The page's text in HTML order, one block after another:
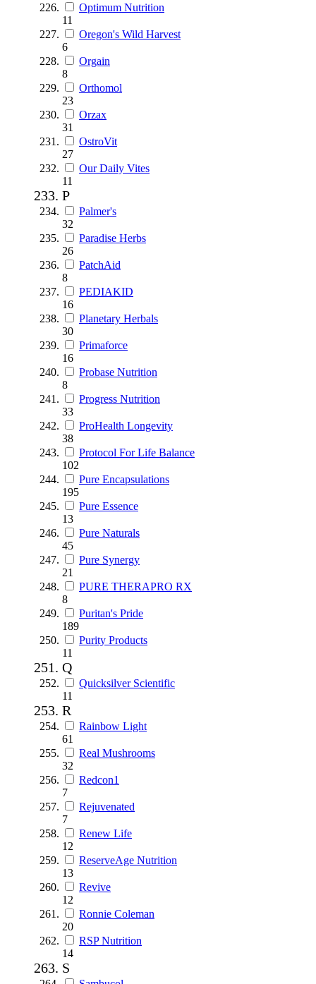
Optimum Nutrition
11
Oregon's Wild Harvest
6
Orgain
8
Orthomol
23
Orzax
31
OstroVit
27
Our Daily Vites
11
P
Palmer's
32
Paradise Herbs
26
PatchAid
8
PEDIAKID
16
Planetary Herbals
30
Primaforce
16
Probase Nutrition
8
Progress Nutrition
33
ProHealth Longevity
38
Protocol For Life Balance
102
Pure Encapsulations
195
Pure Essence
13
Pure Naturals
45
Pure Synergy
21
PURE THERAPRO RX
8
Puritan's Pride
189
Purity Products
11
Q
Quicksilver Scientific
11
R
Rainbow Light
61
Real Mushrooms
32
Redcon1
7
Rejuvenated
7
Renew Life
12
ReserveAge Nutrition
13
Revive
12
Ronnie Coleman
20
RSP Nutrition
14
S